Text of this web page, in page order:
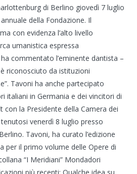
di Berlino giovedì 7 luglio
della Fondazione. Il
con evidenza l’alto livello
umanistica espressa
ha commentato l’eminente dantista –
riconosciuto da istituzioni
Tavoni ha anche partecipato
italiani in Germania e dei vincitori di
con la Presidente della Camera dei
venerdì 8 luglio presso
Tavoni, ha curato l’edizione
per il primo volume delle Opere di
“I Meridiani” Mondadori
più recenti: Qualche idea su